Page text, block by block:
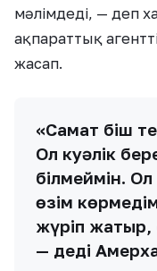
мәлімдеді, — деп
ақпараттық
жасап.
«Самат Әбіш
Ол куәлік
білмеймін.
өзім
жүріп жатыр,
— деді